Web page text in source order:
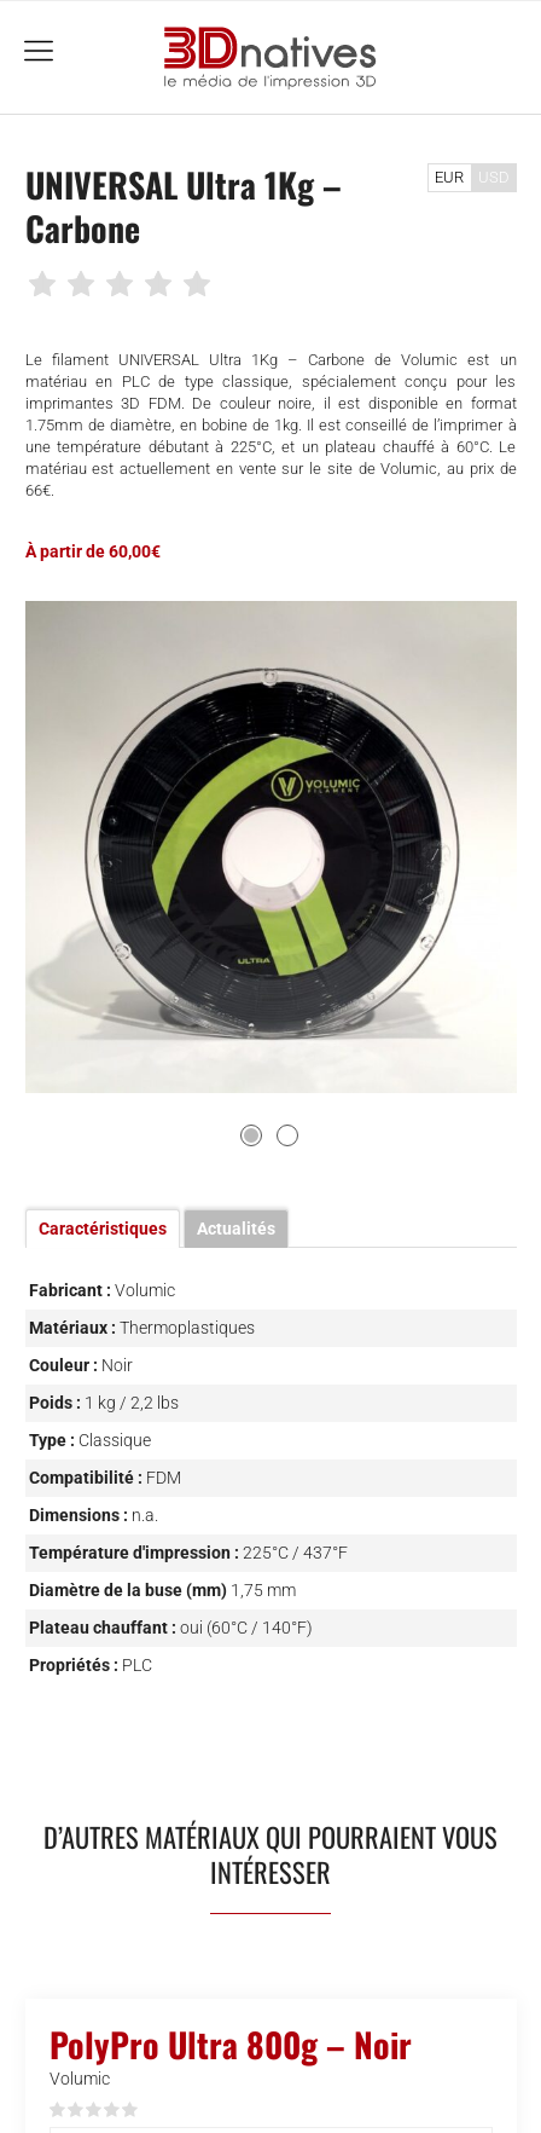
menu
UNIVERSAL Ultra 1Kg –
Carbone
Le filament UNIVERSAL Ultra 1Kg – Carbone de Volumic est un
matériau en PLC de type classique, spécialement conçu pour les
imprimantes 3D FDM. De couleur noire, il est disponible en format
1.75mm de diamètre, en bobine de 1kg. Il est conseillé de l’imprimer à
une température débutant à 225°C, et un plateau chauffé à 60°C. Le
matériau est actuellement en vente sur le site de Volumic, au prix de
66€.
EUR USD
À partir de 60,00€
Caractéristiques Actualités
Fabricant : Volumic
Matériaux : Thermoplastiques
Couleur : Noir
Poids : 1 kg / 2,2 lbs
Type : Classique
Compatibilité : FDM
Dimensions : n.a.
Température d'impression : 225°C / 437°F
Diamètre de la buse (mm) 1,75 mm
Plateau chauffant : oui (60°C / 140°F)
Propriétés : PLC
D’AUTRES MATÉRIAUX QUI POURRAIENT VOUS
INTÉRESSER
PolyPro Ultra 800g – Noir
Volumic